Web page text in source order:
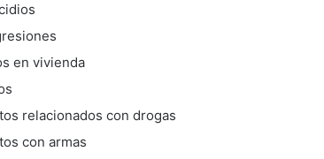
en vivienda
relacionados con drogas
con armas